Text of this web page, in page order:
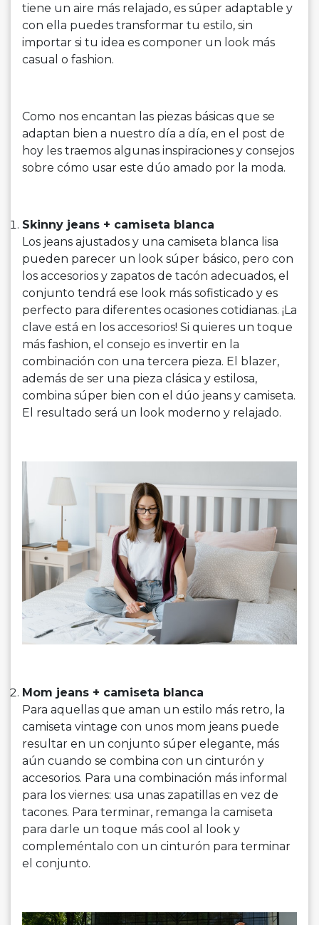
tiene un aire más relajado, es súper adaptable y
con ella puedes transformar tu estilo, sin
importar si tu idea es componer un look más
casual o fashion.
Como nos encantan las piezas básicas que se
adaptan bien a nuestro día a día, en el post de
hoy les traemos algunas inspiraciones y consejos
sobre cómo usar este dúo amado por la moda.
Skinny jeans + camiseta blanca
Los jeans ajustados y una camiseta blanca lisa
pueden parecer un look súper básico, pero con
los accesorios y zapatos de tacón adecuados, el
conjunto tendrá ese look más sofisticado y es
perfecto para diferentes ocasiones cotidianas. ¡La
clave está en los accesorios! Si quieres un toque
más fashion, el consejo es invertir en la
combinación con una tercera pieza. El blazer,
además de ser una pieza clásica y estilosa,
combina súper bien con el dúo jeans y camiseta.
El resultado será un look moderno y relajado.
Mom jeans + camiseta blanca
Para aquellas que aman un estilo más retro, la
camiseta vintage con unos mom jeans puede
resultar en un conjunto súper elegante, más
aún cuando se combina con un cinturón y
accesorios. Para una combinación más informal
para los viernes: usa unas zapatillas en vez de
tacones. Para terminar, remanga la camiseta
para darle un toque más cool al look y
compleméntalo con un cinturón para terminar
el conjunto.